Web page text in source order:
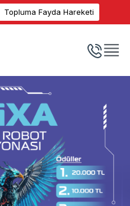
Topluma Fayda Hareketi